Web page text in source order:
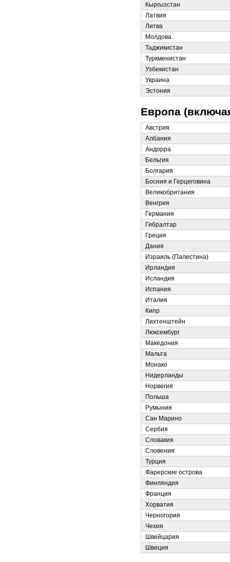
Кыргызстан
Латвия
Литва
Молдова
Таджикистан
Туркменистан
Узбекистан
Украина
Эстония
Европа
Австрия
Албания
Андорра
Бельгия
Болгария
Босния и Герцеговина
Великобритания
Венгрия
Германия
Гибралтар
Греция
Дания
Израиль (Палестина)
Ирландия
Исландия
Испания
Италия
Кипр
Лихтенштейн
Люксембург
Македония
Мальта
Монако
Нидерланды
Норвегия
Польша
Румыния
Сан Марино
Сербия
Словакия
Словения
Турция
Фарерские острова
Финляндия
Франция
Хорватия
Черногория
Чехия
Швейцария
Швеция